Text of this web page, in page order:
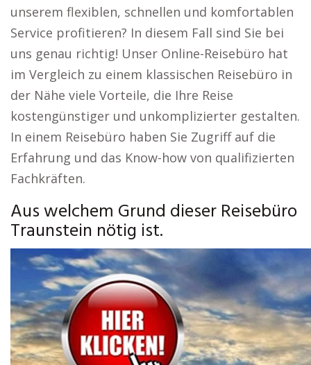
unserem flexiblen, schnellen und komfortablen
Service profitieren? In diesem Fall sind Sie bei
uns genau richtig! Unser Online-Reisebüro hat
im Vergleich zu einem klassischen Reisebüro in
der Nähe viele Vorteile, die Ihre Reise
kostengünstiger und unkomplizierter gestalten.
In einem Reisebüro haben Sie Zugriff auf die
Erfahrung und das Know-how von qualifizierten
Fachkräften.
Aus welchem Grund dieser Reisebüro
Traunstein nötig ist.